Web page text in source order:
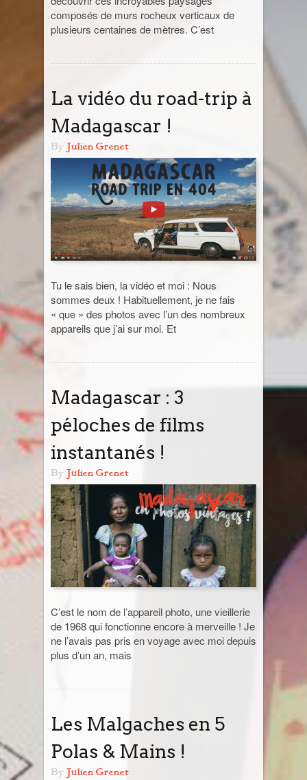
Jordanie
La Réunion
Madagascar
Malaisie
Maroc
Népal
Ouzbékistan
Pérou
Sénégal
Sri Lanka
Thaïlande
Turquie
composés de murs rocheux verticaux de
plusieurs centaines de mètres. C’est
La vidéo du road-trip à
Madagascar !
By Julien Grenet
Tu le sais bien, la vidéo et moi : Nous
sommes deux ! Habituellement, je ne fais
« que » des photos avec l’un des nombreux
appareils que j’ai sur moi. Et
Madagascar : 3
péloches de films
instantanés !
By Julien Grenet
C’est le nom de l’appareil photo, une vieillerie
de 1968 qui fonctionne encore à merveille ! Je
ne l’avais pas pris en voyage avec moi depuis
plus d’un an, mais
Les Malgaches en 5
Polas & Mains !
By Julien Grenet